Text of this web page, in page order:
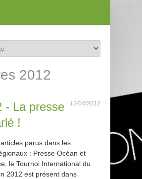
2012
13/04/2012
- La presse
!
parus dans les
: Presse Océan et
le Tournoi International du
2012 est présent dans